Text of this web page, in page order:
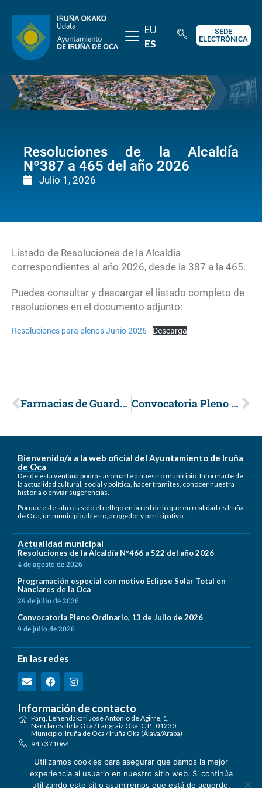
EU
ES
SEDE
ELECTRÓNICA
Resoluciones de la Alcaldía
Nº387 a 465 del año 2026
Julio 1, 2026
Listado de Resoluciones de la Alcaldía
correspondientes al año 2026, desde la 387 a la 465.
Puedes consultar y descargar el listado completo de
resoluciones en el documento adjunto:
Resoluciones para plenos Junio 2026 Descarga
Farmacias de Guardia en los Valles Alaveses – Julio 2026 Convocatoria Pleno Extraordinario, 9 de Julio de 2026.
Bienvenido/a a la web oficial del Ayuntamiento de Iruña
de Oca
Desde esta ventana podrás asomarte a nuestro municipio. Informarte de
la actualidad cultural, social y política, hacer trámites, conocer nuestra
historia o enviar sugerencias.
Porque este sitio es solo el reflejo en la red de lo que en realidad es Iruña
de Oca, un municipio abierto, acogedor y participativo.
Actualidad municipal
Resoluciones de la Alcaldía Nº466 a 522 del año 2026
4 de agosto de 2026
Programación especial con motivo Eclipse Solar Total en
Nanclares de la Oca
29 de julio de 2026
Convocatoria Pleno Ordinario, 13 de Julio de 2026
9 de julio de 2026
En las redes
Información de contacto
Parq. Lehendakari José Antonio de Agirre, 1,
Nanclares de la Oca / Langraiz Oka. C.P.: 01230
Municipio: Iruña de Oca / Iruña Oka (Álava/Araba)
945 371064
Encuéntranos en el mapa
Formulario de Contacto
Utilizamos cookies para asegurar que damos la mejor
experiencia al usuario en nuestro sitio web. Si continúa
utilizando este sitio asumiremos que está de acuerdo.